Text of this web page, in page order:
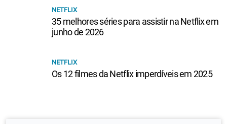
NETFLIX
35 melhores séries para assistir na Netflix em
junho de 2026
NETFLIX
Os 12 filmes da Netflix imperdíveis em 2025